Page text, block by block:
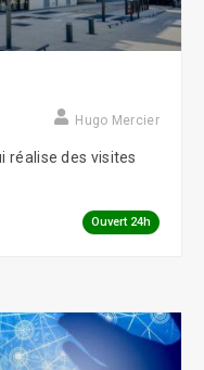
Hugo Mercier
réalise des visites
Ouvert 24h